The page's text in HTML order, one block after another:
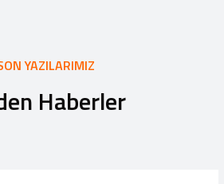
YAZILARIMIZ
Haberler